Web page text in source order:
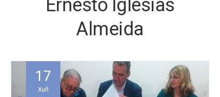
Ernesto Iglesias
Almeida
17
Xuñ